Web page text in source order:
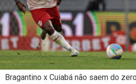
Bragantino x Cuiabá não saem do